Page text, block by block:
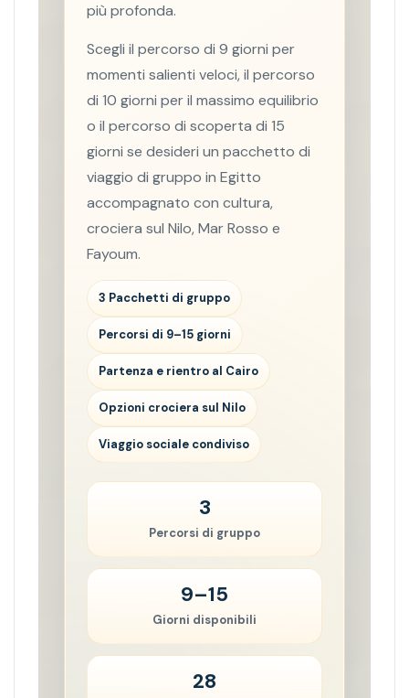
più profonda.
Scegli il percorso di 9 giorni per
momenti salienti veloci, il percorso
di 10 giorni per il massimo equilibrio
o il percorso di scoperta di 15
giorni se desideri un pacchetto di
viaggio di gruppo in Egitto
accompagnato con cultura,
crociera sul Nilo, Mar Rosso e
Fayoum.
3 Pacchetti di gruppo
Percorsi di 9–15 giorni
Partenza e rientro al Cairo
Opzioni crociera sul Nilo
Viaggio sociale condiviso
3
Percorsi di gruppo
9–15
Giorni disponibili
28